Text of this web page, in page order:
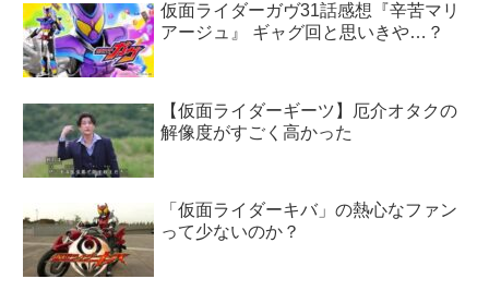
仮面ライダーガヴ31話感想『辛苦マリ
アージュ』 ギャグ回と思いきや…？
【仮面ライダーギーツ】厄介オタクの
解像度がすごく高かった
「仮面ライダーキバ」の熱心なファン
って少ないのか？